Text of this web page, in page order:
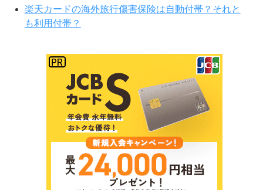
楽天カードの海外旅行傷害保険は自動付帯？それと
も利用付帯？